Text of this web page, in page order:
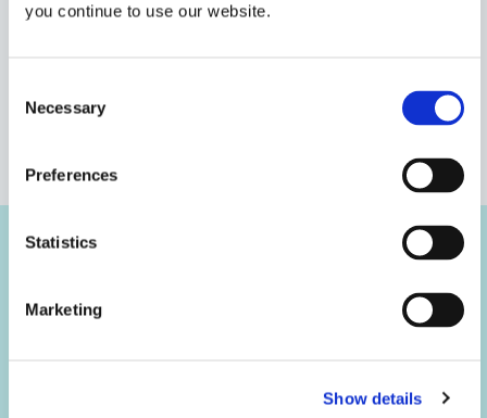
you continue to use our website.
Selection
Necessary
Preferences
Statistics
Marketing
Show details
열 노화
열 사이클링
인장/전단 시험
파단신장 시험